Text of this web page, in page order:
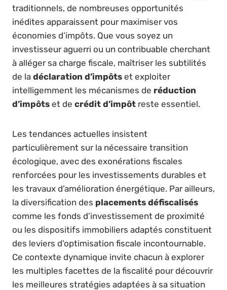
traditionnels, de nombreuses opportunités
inédites apparaissent pour maximiser vos
économies d’impôts. Que vous soyez un
investisseur aguerri ou un contribuable cherchant
à alléger sa charge fiscale, maîtriser les subtilités
de la déclaration d’impôts et exploiter
intelligemment les mécanismes de réduction
d’impôts et de crédit d’impôt reste essentiel.
Les tendances actuelles insistent
particulièrement sur la nécessaire transition
écologique, avec des exonérations fiscales
renforcées pour les investissements durables et
les travaux d’amélioration énergétique. Par ailleurs,
la diversification des placements défiscalisés
comme les fonds d’investissement de proximité
ou les dispositifs immobiliers adaptés constituent
des leviers d’optimisation fiscale incontournable.
Ce contexte dynamique invite chacun à explorer
les multiples facettes de la fiscalité pour découvrir
les meilleures stratégies adaptées à sa situation